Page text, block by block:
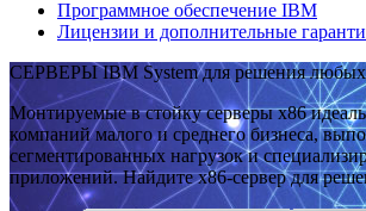
Программное обеспечение IBM
Лицензии и дополнительные
СЕРВЕРЫ IBM System для решения любых
Монтируемые в стойку серверы x86
компаний малого и среднего бизнеса,
сегментированных нагрузок и
приложений. Найдите x86-сервер для